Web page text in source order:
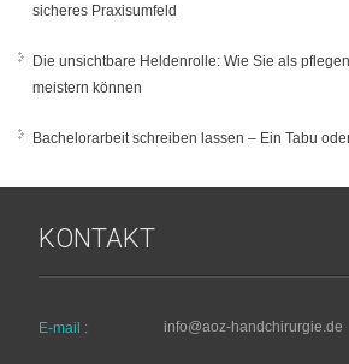
sicheres Praxisumfeld
Die unsichtbare Heldenrolle: Wie Sie als
meistern können
Bachelorarbeit schreiben lassen – Ein Tabu
KONTAKT
E-mail : info@aoz-handchirurgie.de